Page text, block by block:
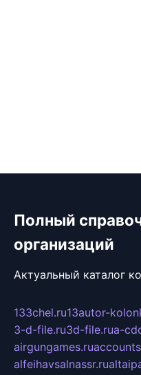
Полный
организаций
Актуальный каталог
133chel.ru13autor-
3-d-file.ru3d-file.rua-
airgungames.ru
alfeihavsalnassr.ru